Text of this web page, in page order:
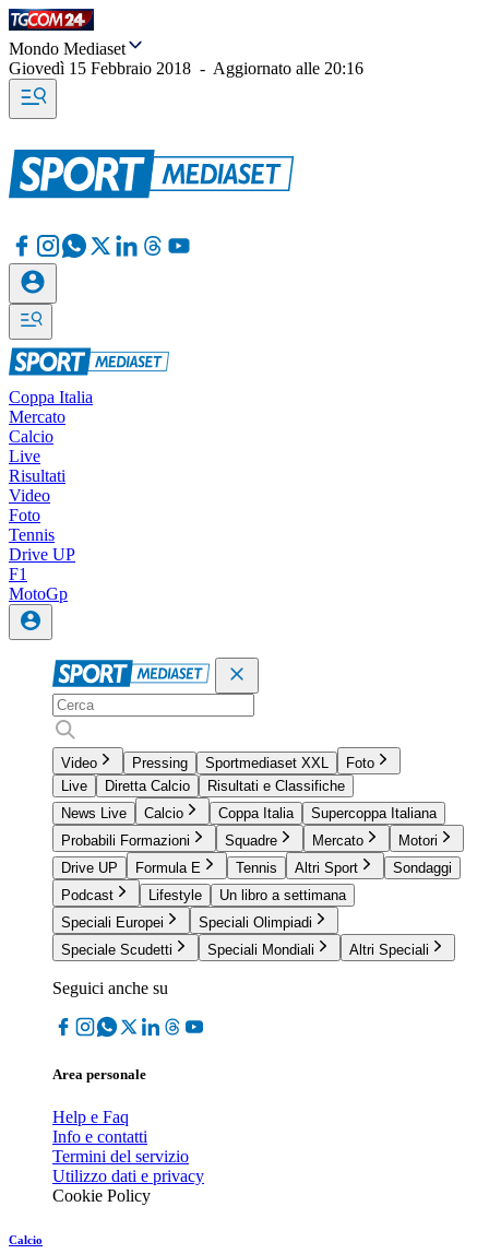
Mondo Mediaset
Giovedì 15 Febbraio 2018 - Aggiornato alle 20:16
Coppa Italia
Mercato
Calcio
Live
Risultati
Video
Foto
Tennis
Drive UP
F1
MotoGp
Video Pressing Sportmediaset XXL
Foto
Live
Diretta Calcio
Risultati e Classifiche
News Live
Calcio Coppa Italia
Supercoppa Italiana
Probabili Formazioni
Squadre Mercato
Motori
Drive UP
Formula E Tennis Altri Sport
Sondaggi
Podcast
Lifestyle
Un libro a settimana
Speciali Europei
Speciali Olimpiadi
Speciale Scudetti
Speciali Mondiali Altri Speciali
Seguici anche su
Area personale
Help e Faq
Info e contatti
Termini del servizio
Utilizzo dati e privacy
Cookie Policy
Calcio